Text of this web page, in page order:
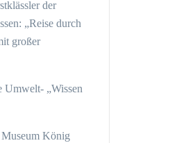
der
„Reise durch
großer
Umwelt- „Wissen
König